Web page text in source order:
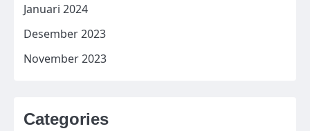
Januari 2024
Desember 2023
November 2023
Categories